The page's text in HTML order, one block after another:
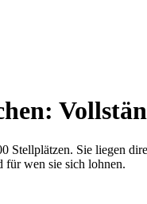
Sie liegen
für wen sie sich lohnen.